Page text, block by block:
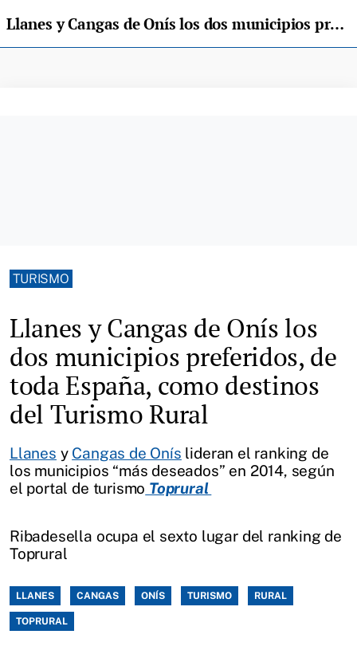
Llanes y Cangas de Onís los dos municipios preferidos, de toda España, como destinos del Turismo Rural
TURISMO
Llanes y Cangas de Onís los
dos municipios preferidos, de
toda España, como destinos
del Turismo Rural
Llanes y Cangas de Onís lideran el ranking de
los municipios “más deseados” en 2014, según
el portal de turismo Toprural
Ribadesella ocupa el sexto lugar del ranking de
Toprural
LLANES CANGAS ONÍS TURISMO RURAL
TOPRURAL